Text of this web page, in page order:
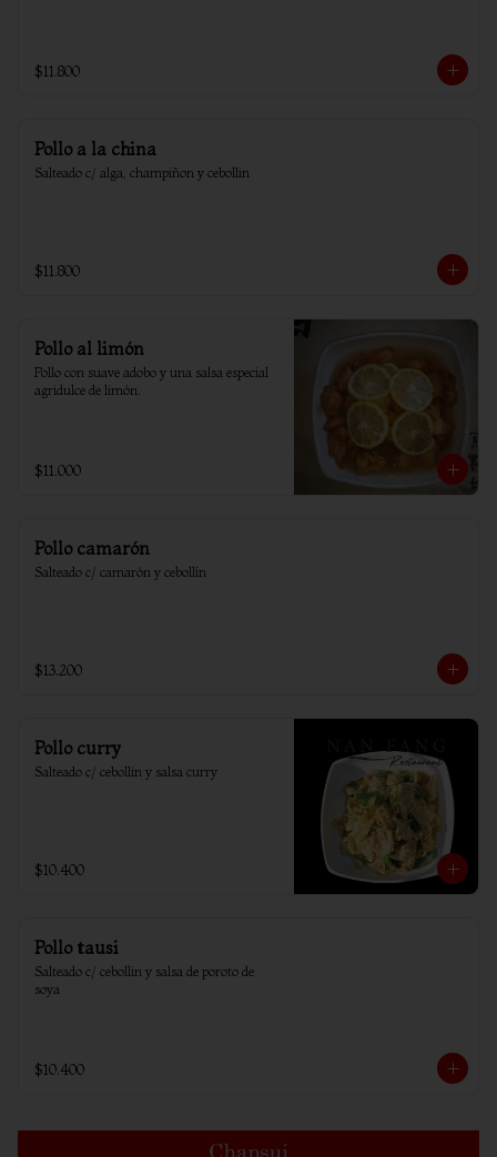
$11.800
Pollo a la china
Salteado c/ alga, champiñon y cebollin
$11.800
Pollo al limón
Pollo con suave adobo y una salsa especial
agridulce de limón.
$11.000
Pollo camarón
Salteado c/ camarón y cebollín
$13.200
Pollo curry
Salteado c/ cebollin y salsa curry
$10.400
Pollo tausi
Salteado c/ cebollin y salsa de poroto de
soya
$10.400